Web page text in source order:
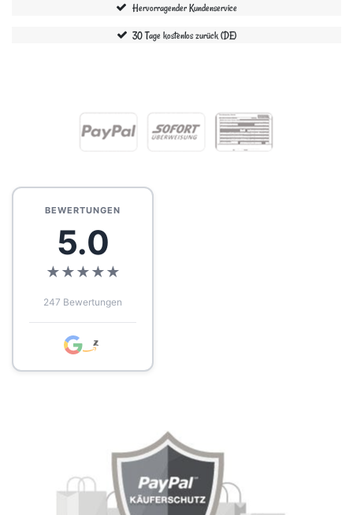
Hervorragender Kundenservice
30 Tage kostenlos zurück (DE)
BEWERTUNGEN
5.0
★★★★★
247 Bewertungen